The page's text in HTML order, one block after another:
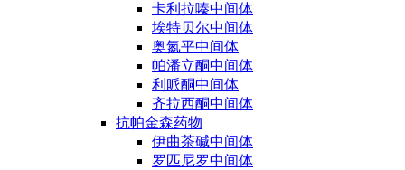
卡利拉嗪中间体
埃特贝尔中间体
奥氮平中间体
帕潘立酮中间体
利哌酮中间体
齐拉西酮中间体
抗帕金森药物
伊曲茶碱中间体
罗匹尼罗中间体